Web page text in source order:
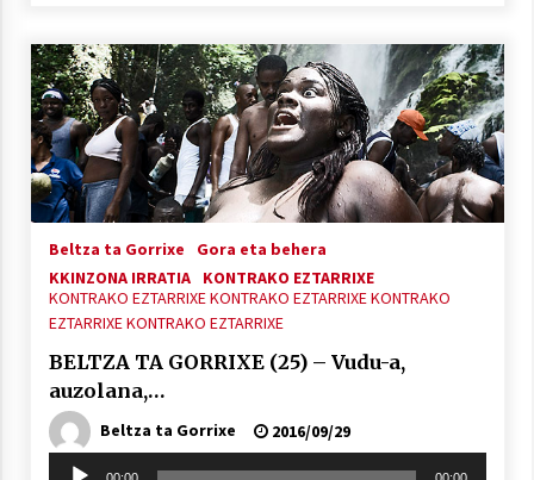
Beltza ta Gorrixe
Gora eta behera
KKINZONA IRRATIA
KONTRAKO EZTARRIXE
KONTRAKO EZTARRIXEKONTRAKO EZTARRIXEKONTRAKO
EZTARRIXEKONTRAKO EZTARRIXE
BELTZA TA GORRIXE (25) – Vudu-a,
auzolana,…
Beltza ta Gorrixe
2016/09/29
Soinu